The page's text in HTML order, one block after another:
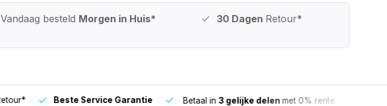
Vandaag besteld Morgen in Huis* 30 Dagen Retour*
Beste Service Garantie Betaal in 3 gelijke delenmet 0% rente Vandaag